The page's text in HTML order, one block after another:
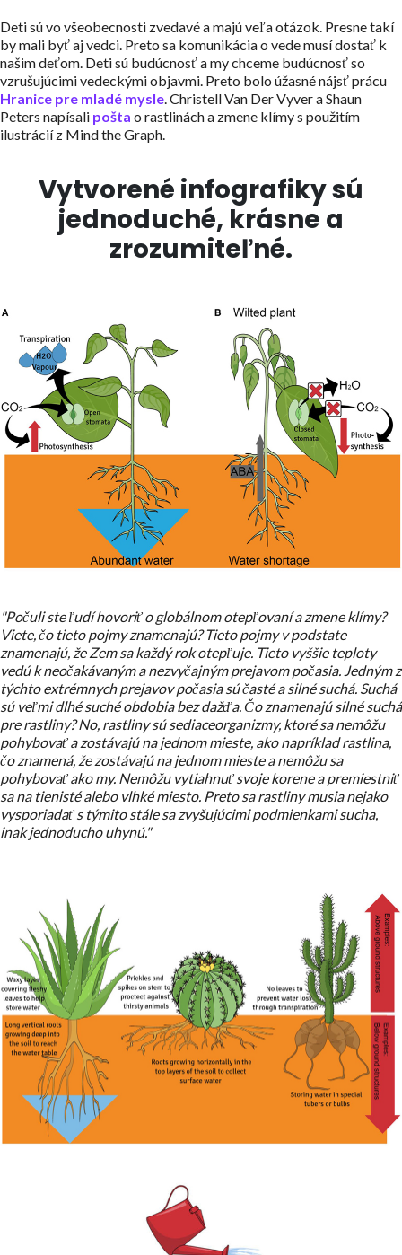
Deti sú vo všeobecnosti zvedavé a majú veľa otázok. Presne takí
by mali byť aj vedci. Preto sa komunikácia o vede musí dostať k
našim deťom. Deti sú budúcnosť a my chceme budúcnosť so
vzrušujúcimi vedeckými objavmi. Preto bolo úžasné nájsť prácu
Hranice pre mladé mysle. Christell Van Der Vyver a Shaun
Peters napísali pošta o rastlinách a zmene klímy s použitím
ilustrácií z Mind the Graph.
Vytvorené infografiky sú
jednoduché, krásne a
zrozumiteľné.
"Počuli ste ľudí hovoriť o globálnom otepľovaní a zmene klímy?
Viete, čo tieto pojmy znamenajú? Tieto pojmy v podstate
znamenajú, že Zem sa každý rok otepľuje. Tieto vyššie teploty
vedú k neočakávaným a nezvyčajným prejavom počasia. Jedným z
týchto extrémnych prejavov počasia sú časté a silné suchá. Suchá
sú veľmi dlhé suché obdobia bez dažďa. Čo znamenajú silné suchá
pre rastliny? No, rastliny sú sediaceorganizmy, ktoré sa nemôžu
pohybovať a zostávajú na jednom mieste, ako napríklad rastlina,
čo znamená, že zostávajú na jednom mieste a nemôžu sa
pohybovať ako my. Nemôžu vytiahnuť svoje korene a premiestniť
sa na tienisté alebo vlhké miesto. Preto sa rastliny musia nejako
vysporiadať s týmito stále sa zvyšujúcimi podmienkami sucha,
inak jednoducho uhynú."